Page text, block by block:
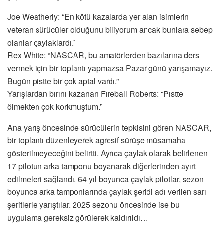
Joe Weatherly: “En kötü kazalarda yer alan isimlerin
veteran sürücüler olduğunu biliyorum ancak bunlara sebep
olanlar çaylaklardı.”
Rex White: “NASCAR, bu amatörlerden bazılarına ders
vermek için bir toplantı yapmazsa Pazar günü yarışamayız.
Bugün pistte bir çok aptal vardı.”
Yarışlardan birini kazanan Fireball Roberts: “Pistte
ölmekten çok korkmuştum.”
Ana yarış öncesinde sürücülerin tepkisini gören NASCAR,
bir toplantı düzenleyerek agresif sürüşe müsamaha
gösterilmeyeceğini belirtti. Ayrıca çaylak olarak belirlenen
17 pilotun arka tamponu boyanarak diğerlerinden ayırt
edilmeleri sağlandı. 64 yıl boyunca çaylak pilotlar, sezon
boyunca arka tamponlarında çaylak şeridi adı verilen sarı
şeritlerle yarıştılar. 2025 sezonu öncesinde ise bu
uygulama gereksiz görülerek kaldırıldı…